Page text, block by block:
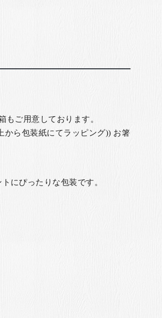
ご用意しております。
から包装紙にてラッピング)) お箸
にぴったりな包装です。